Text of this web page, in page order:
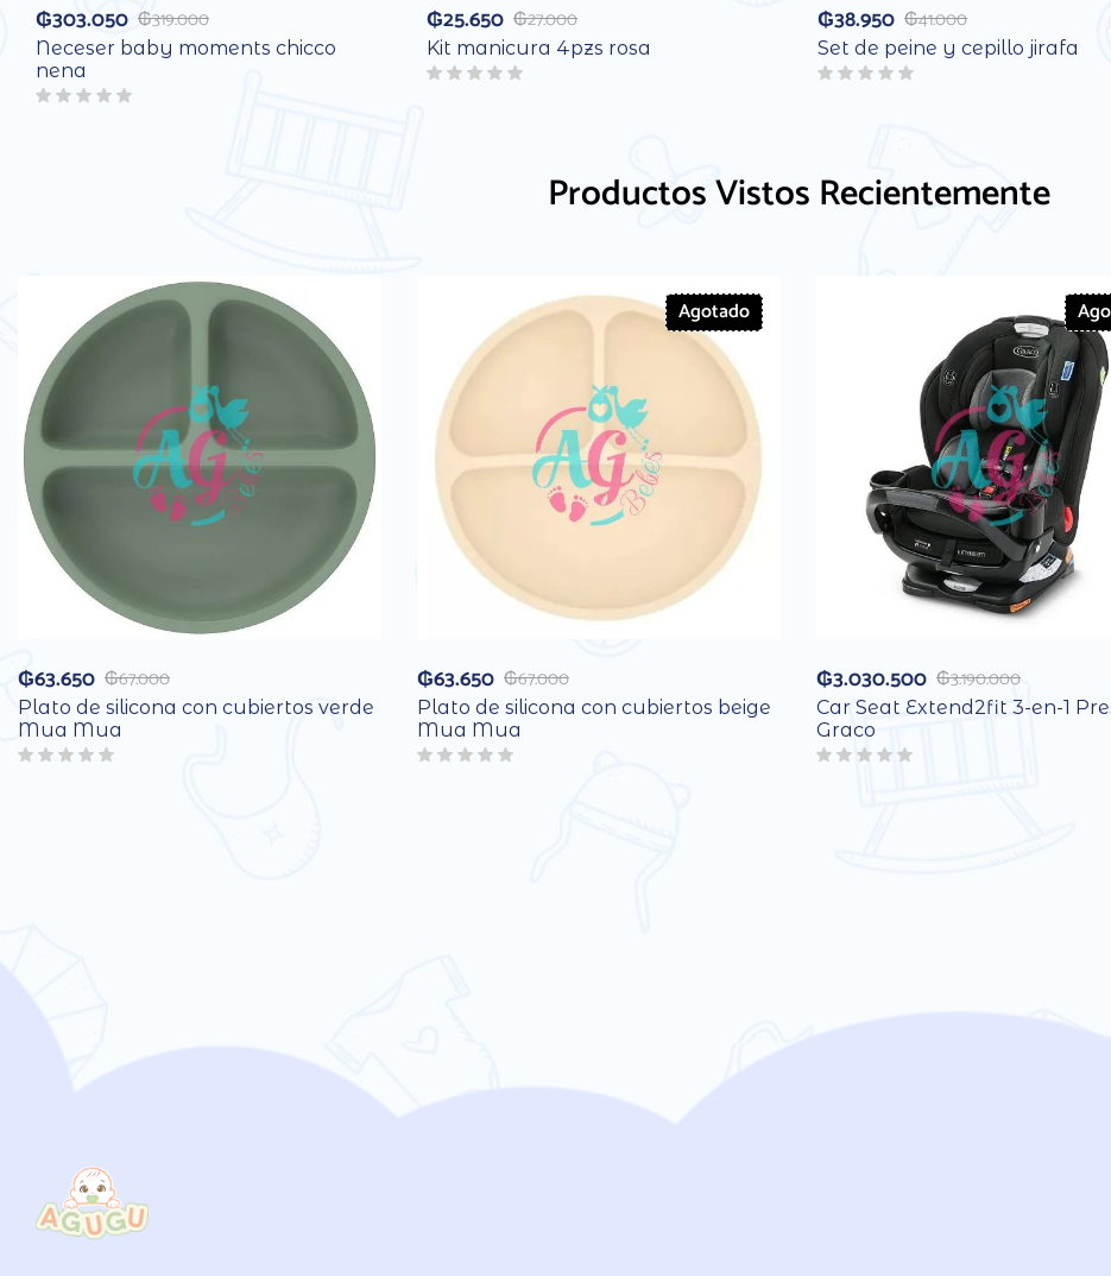
₲319.000
₲303.050
Neceser baby moments chicco
nena
₲27.000
₲25.650
Kit manicura 4pzs rosa
₲41.000
₲38.950
Set de peine y cepillo jirafa
Productos Vistos Recientemente
₲67.000
₲63.650
Plato de silicona con cubiertos verde
Mua Mua
Agotado
₲67.000
₲63.650
Plato de silicona con cubiertos beige
Mua Mua
₲3.190.000
₲3.030.500
Car Seat Extend2fit 3-en-1
Graco